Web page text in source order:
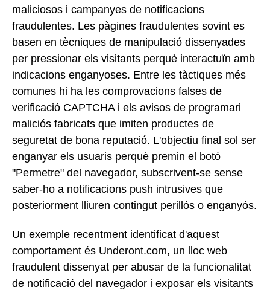
maliciosos i campanyes de notificacions
fraudulentes. Les pàgines fraudulentes sovint es
basen en tècniques de manipulació dissenyades
per pressionar els visitants perquè interactuïn amb
indicacions enganyoses. Entre les tàctiques més
comunes hi ha les comprovacions falses de
verificació CAPTCHA i els avisos de programari
maliciós fabricats que imiten productes de
seguretat de bona reputació. L'objectiu final sol ser
enganyar els usuaris perquè premin el botó
"Permetre" del navegador, subscrivent-se sense
saber-ho a notificacions push intrusives que
posteriorment lliuren contingut perillós o enganyós.
Un exemple recentment identificat d'aquest
comportament és Underont.com, un lloc web
fraudulent dissenyat per abusar de la funcionalitat
de notificació del navegador i exposar els visitants